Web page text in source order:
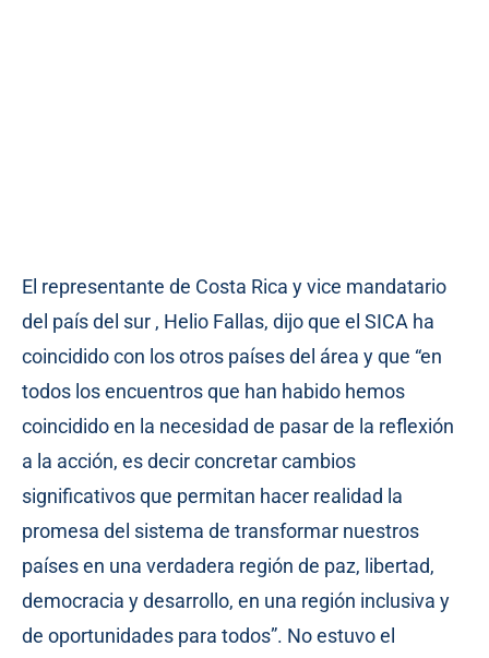
El representante de Costa Rica y vice mandatario
del país del sur , Helio Fallas, dijo que el SICA ha
coincidido con los otros países del área y que “en
todos los encuentros que han habido hemos
coincidido en la necesidad de pasar de la reflexión
a la acción, es decir concretar cambios
significativos que permitan hacer realidad la
promesa del sistema de transformar nuestros
países en una verdadera región de paz, libertad,
democracia y desarrollo, en una región inclusiva y
de oportunidades para todos”. No estuvo el